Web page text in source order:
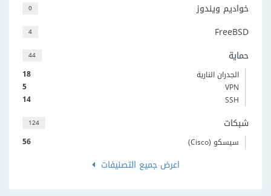
0 خواديم ويندوز
4 FreeBSD
44 حماية
18
الجدران النارية
5
VPN
14
SSH
124 شبكات
56 سيسكو (Cisco)
اعرض جميع التصنيفات